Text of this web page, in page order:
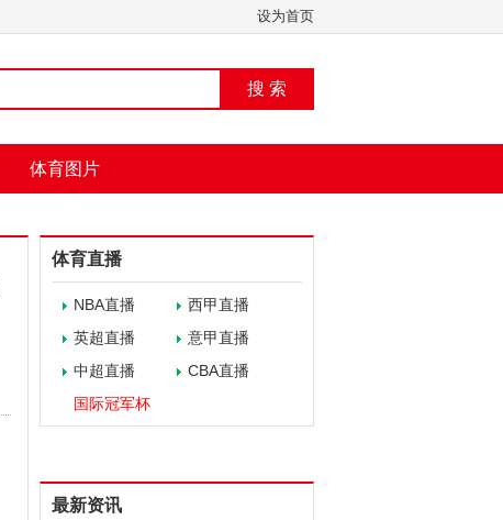
设为首页
搜 索
体育图片
体育直播
NBA直播
西甲直播
英超直播
意甲直播
中超直播
CBA直播
国际冠军杯
最新资讯